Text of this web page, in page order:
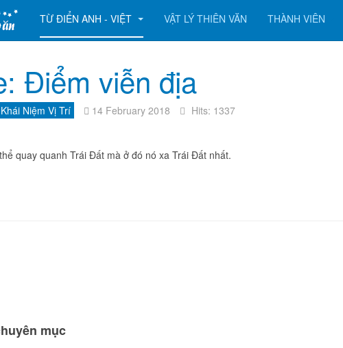
TỪ ĐIỂN ANH - VIỆT VẬT LÝ THIÊN VĂN THÀNH VIÊN
Điểm viễn địa
Khái Niệm Vị Trí 14 February 2018 Hits: 1337
quay quanh Trái Đất mà ở đó nó xa Trái Đất nhất.
Viễn điểm quỹ đạo
Autumnal equinox: Điểm thu phân
mục